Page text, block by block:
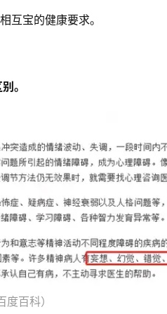
互宝的健康要求。
。
度百科）